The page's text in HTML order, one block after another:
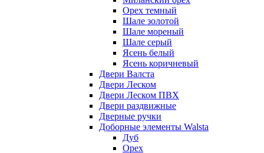
Орех темный
Шале золотой
Шале мореный
Шале серый
Ясень белый
Ясень коричневый
Двери Валста
Двери Леском
Двери Леском ПВХ
Двери раздвижные
Дверные ручки
Доборные элементы Walsta
Дуб
Орех